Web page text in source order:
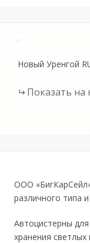
Новый Уренгой
Показать на
ООО
различного типа
Автоцистерны
хранения